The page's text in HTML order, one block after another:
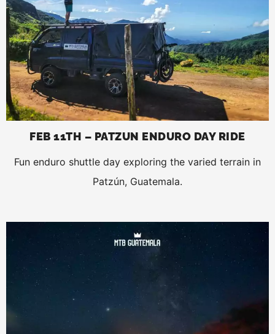
FEB 11TH – PATZUN ENDURO DAY RIDE
Fun enduro shuttle day exploring the varied terrain in
Patzún, Guatemala.